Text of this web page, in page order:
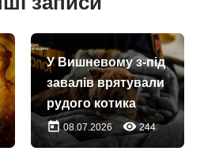
У Вишневому з-під
завалів врятували
рудого котика
today 08.07.2026 remove_red_eye244